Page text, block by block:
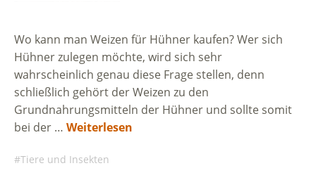
Wo kann man Weizen für Hühner kaufen? Wer sich
Hühner zulegen möchte, wird sich sehr
wahrscheinlich genau diese Frage stellen, denn
schließlich gehört der Weizen zu den
Grundnahrungsmitteln der Hühner und sollte somit
bei der … Weiterlesen
Tiere und Insekten